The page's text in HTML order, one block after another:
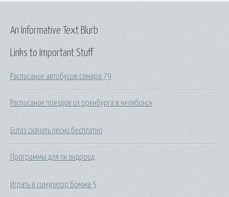
Links to Important Stuff
Расписание автобусов самара 79
Расписание поездов из оренбурга в челябинск
Битлз скачать песни бесплатно
Программы для пк андроид
Играть в симулятор бомжа 5
An Informative Text Blurb